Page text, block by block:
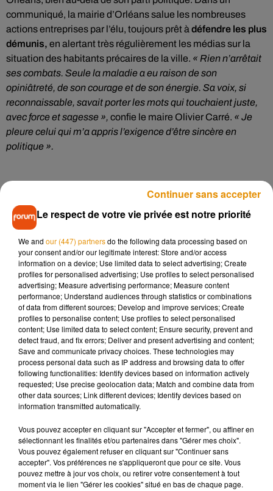
communiqué, la mairie d’Orléans salue les nombreuses
actions entreprises par l’élu, toujours prêt à défendre les plus
démunis, en alertant très régulièrement les médias sur la
situation des habitants précaires de la ville. « Rien n’arrêtait
ses combats. Seule la maladie a eu raison de son
opiniâtreté, de son courage et de son énergie. Sa voix, si
reconnaissable, savait porter les mots qui touchaient juste,
avec force et sagesse », confie le maire Olivier Carré. « Je
pleure celui qui m’a appris l’exigence d’être sincère en
politique ».
situation sanitaire le permettra. Un registre de condoléances
est disponiblesur le site de la ville.
Pour Michel, « l’Humain d’abord » n’était pas qu’un simple
slogan, mais un engagement quotidien.
Aider les gens, ne laisser personne sur le bord du chemin,
d’où qu’ils viennent ou quels qu’ils soient, étaient les
boussoles de son engagement.
— PCF 45 - Loiret (@PCFLoiret)May 13, 2020
Un très grand monsieur, un travailleur acharné, un
défenseur des plus démunis, un militant communiste
comme on en voit plus beaucoup : je partage cette
immense tristesse suite à la disparition de Michel Ricoud.
#Orléanslui doit un très bel hommage.
— Yann Chaillou (@yannchaillou)May 13, 2020
Réaction d'@olivier_carreprésident de@OrleansMetropol
suite à la disparition de Michel Ricoud.#Orléans
pic.twitter.com/jeeVkjEKSu
Le respect de votre vie privée est notre priorité
We and our (447) partnersdo the following data processing based on
your consent and/or our legitimate interest: Store and/or access
information on a device; Use limited data to select advertising; Create
profiles for personalised advertising; Use profiles to select personalised
advertising; Measure advertising performance; Measure content
performance; Understand audiences through statistics or combinations
of data from different sources; Develop and improve services; Create
profiles to personalise content; Use profiles to select personalised
content; Use limited data to select content; Ensure security, prevent and
detect fraud, and fix errors; Deliver and present advertising and content;
Save and communicate privacy choices. These technologies may
process personal data such as IP address and browsing data to offer
following functionalities: Identify devices based on information actively
requested; Use precise geolocation data; Match and combine data from
other data sources; Link different devices; Identify devices based on
information transmitted automatically.
Vous pouvez accepter en cliquant sur "Accepter et fermer", ou affiner en
sélectionnant les finalités et/ou partenaires dans "Gérer mes choix".
Vous pouvez également refuser en cliquant sur "Continuer sans
accepter". Vos préférences ne s'appliqueront que pour ce site. Vous
pouvez mettre à jour vos choix, ou retirer votre consentement à tout
moment via le lien "Gérer les cookies" situé en bas de chaque page.
Continuer sans accepter